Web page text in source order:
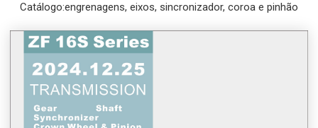
Catálogo:engrenagens, eixos, sincronizador, coroa e pinhão